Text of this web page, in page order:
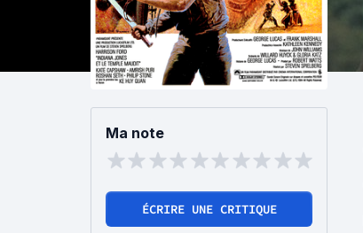
Ma note
ÉCRIRE UNE CRITIQUE